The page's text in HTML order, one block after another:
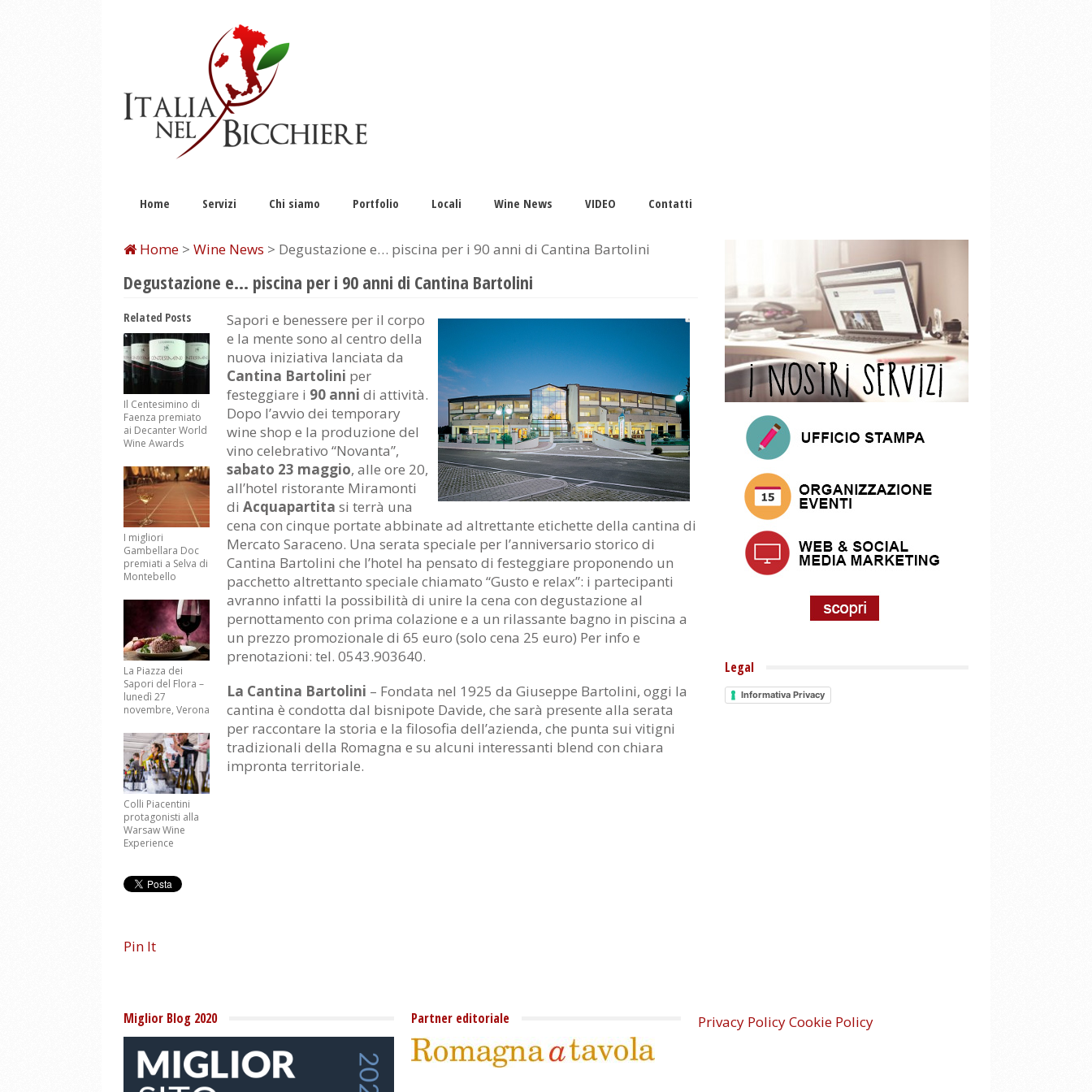
Home Servizi Chi siamo Portfolio Locali Wine News VIDEO Contatti
Home > Wine News > Degustazione e… piscina per i 90 anni di Cantina Bartolini
Degustazione e… piscina per i 90 anni di Cantina Bartolini
Sapori e benessere per il corpo
e la mente sono al centro della
nuova iniziativa lanciata da
Cantina Bartolini per
festeggiare i 90 anni di attività.
Dopo l’avvio dei temporary
wine shop e la produzione del
vino celebrativo “Novanta”,
sabato 23 maggio, alle ore 20,
all’hotel ristorante Miramonti
diAcquapartitasi terrà una
cena con cinque portate abbinate ad altrettante etichette della cantina di
Mercato Saraceno. Una serata speciale per l’anniversario storico di
Cantina Bartolini che l’hotel ha pensato di festeggiare proponendo un
pacchetto altrettanto speciale chiamato “Gusto e relax”: i partecipanti
avranno infatti la possibilità di unire la cena con degustazione al
pernottamento con prima colazione e a un rilassante bagno in piscina a
un prezzo promozionale di 65 euro (solo cena 25 euro) Per info e
prenotazioni: tel. 0543.903640.
La Cantina Bartolini – Fondata nel 1925 da Giuseppe Bartolini, oggi la
cantina è condotta dal bisnipote Davide, che sarà presente alla serata
per raccontare la storia e la filosofia dell’azienda, che punta sui vitigni
tradizionali della Romagna e su alcuni interessanti blend con chiara
impronta territoriale.
Related Posts
Il Centesimino di
Faenza premiato
ai Decanter World
Wine Awards
I migliori
Gambellara Doc
premiati a Selva di
Montebello
La Piazza dei
Sapori del Flora –
lunedì 27
novembre, Verona
Colli Piacentini
protagonisti alla
Warsaw Wine
Experience
Pin It
Legal
Informativa Privacy
Miglior Blog 2020 Partner editoriale Privacy PolicyCookie Policy